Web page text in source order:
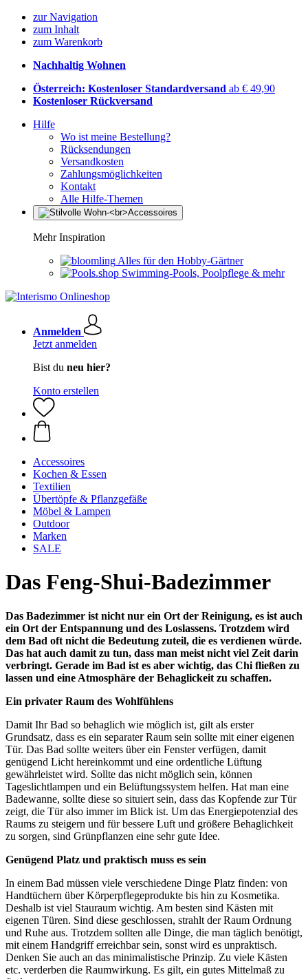
zur Navigation
zum Inhalt
zum Warenkorb
Nachhaltig Wohnen
Österreich: Kostenloser Standardversand ab € 49,90
Kostenloser Rückversand
Hilfe
Wo ist meine Bestellung?
Rücksendungen
Versandkosten
Zahlungsmöglichkeiten
Kontakt
Alle Hilfe-Themen
Mehr Inspiration
Alles für den Hobby-Gärtner
Swimming-Pools, Poolpflege & mehr
Anmelden
Jetzt anmelden
Bist du neu hier?
Konto erstellen
Accessoires
Kochen & Essen
Textilien
Übertöpfe & Pflanzgefäße
Möbel & Lampen
Outdoor
Marken
SALE
Das Feng-Shui-Badezimmer
Das Badezimmer ist nicht nur ein Ort der Reinigung, es ist auch
ein Ort der Entspannung und des Loslassens. Trotzdem wird
dem Bad oft nicht die Bedeutung zuteil, die es verdienen würde.
Das hat auch damit zu tun, dass man meist nicht viel Zeit darin
verbringt. Gerade im Bad ist es aber wichtig, das Chi fließen zu
lassen und eine Atmosphäre der Behaglickeit zu schaffen.
Ein privater Raum des Wohlfühlens
Damit Ihr Bad so behaglich wie möglich ist, gilt als erster
Grundsatz, dass es ein separater Raum sein sollte mit einer eigenen
Tür. Das Bad sollte weiters über ein Fenster verfügen, damit
genügend Licht hereinkommt und eine ordentliche Lüftung
gewährleistet wird. Sollte das nicht möglich sein, können
Tageslichtlampen und ein Belüftungssystem helfen. Hat man eine
Badewanne, sollte diese so situiert sein, dass das Kopfende zur Tür
zeigt, die Tür also immer im Blick ist. Um das Energiepotenzial des
Raums zu steigern und für bessere Luft und größere Behaglichkeit
zu sorgen, sind Grünpflanzen eine sehr gute Idee.
Genügend Platz und praktisch muss es sein
In einem Bad müssen viele verschiedene Dinge Platz finden: von
Handtüchern über Körperpflegeprodukte bis hin zu Kosmetika.
Deshalb ist viel Stauraum wichtig. Am besten sind Kästen mit
eigenen Türen. Sind diese geschlossen, strahlt der Raum Ordnung
und Ruhe aus. Trotzdem sollten alle Dinge, die man täglich benötigt,
mit einem Handgriff erreichbar sein, sonst wird es unpraktisch.
Denken Sie auch an das minimalistische Prinzip. Zu viele Kästen
etc. verderben die Raumwirkung. Es gilt, ein gutes Mittelmaß zu